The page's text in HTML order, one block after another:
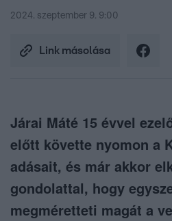
2024. szeptember 9. 9:00
Link másolása
Járai Máté 15 évvel
előtt követte nyomon a
adásait, és már akkor
gondolattal, hogy
megméretteti magát a